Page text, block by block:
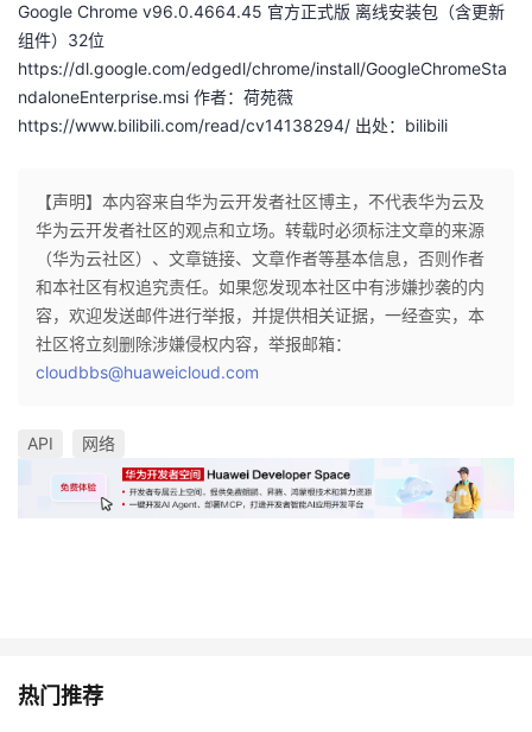
Google Chrome v96.0.4664.45 官方正式版 离线安装包（含更新
组件）32位
https://dl.google.com/edgedl/chrome/install/GoogleChromeSta
ndaloneEnterprise.msi 作者：荷苑薇
https://www.bilibili.com/read/cv14138294/ 出处：bilibili
【声明】本内容来自华为云开发者社区博主，不代表华为云及
华为云开发者社区的观点和立场。转载时必须标注文章的来源
（华为云社区）、文章链接、文章作者等基本信息，否则作者
和本社区有权追究责任。如果您发现本社区中有涉嫌抄袭的内
容，欢迎发送邮件进行举报，并提供相关证据，一经查实，本
社区将立刻删除涉嫌侵权内容，举报邮箱：
cloudbbs@huaweicloud.com
API 网络
热门推荐